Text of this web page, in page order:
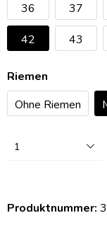
36
37
42
43
Riemen
Ohne Riemen
1
Produktnummer: